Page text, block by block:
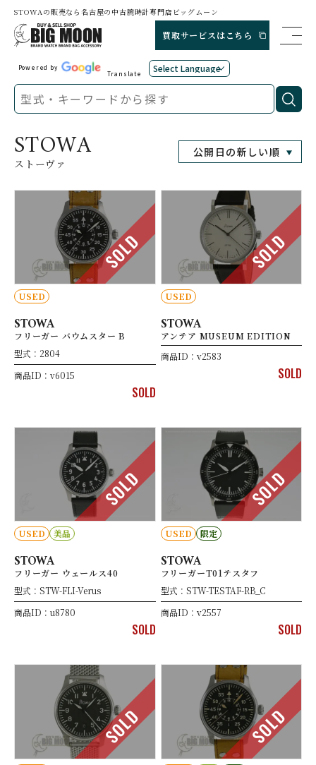
STOWAの販売なら名古屋の中古腕時計専門店ビッグムーン
買取サービスはこちら
Powered by
Translate
STOWA
ストーヴァ
SOLD
USED
STOWA
フリーガー バウムスター B
型式：2804
商品ID：v6015
SOLD
SOLD
USED
STOWA
アンテア MUSEUM EDITION
商品ID：v2583
SOLD
SOLD
USED 美品
STOWA
フリーガー ウェールス40
型式：STW-FLI-Verus
商品ID：u8780
SOLD
SOLD
USED 限定
STOWA
フリーガーT01テスタフ
型式：STW-TESTAF-RB_C
商品ID：v2557
SOLD
SOLD SOLD